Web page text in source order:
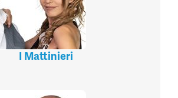
I Mattinieri